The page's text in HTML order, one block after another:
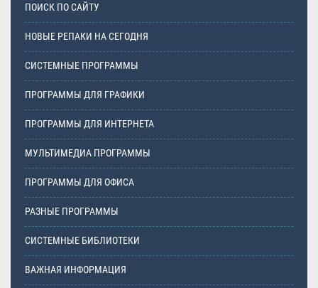
ПОИСК ПО САЙТУ
НОВЫЕ РЕПАКИ НА СЕГОДНЯ
СИСТЕМНЫЕ ПРОГРАММЫ
ПРОГРАММЫ ДЛЯ ГРАФИКИ
ПРОГРАММЫ ДЛЯ ИНТЕРНЕТА
МУЛЬТИМЕДИА ПРОГРАММЫ
ПРОГРАММЫ ДЛЯ ОФИСА
РАЗНЫЕ ПРОГРАММЫ
СИСТЕМНЫЕ БИБЛИОТЕКИ
ВАЖНАЯ ИНФОРМАЦИЯ